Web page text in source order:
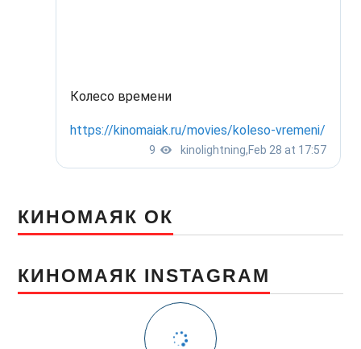
КИНОМАЯК ОК
КИНОМАЯК INSTAGRAM